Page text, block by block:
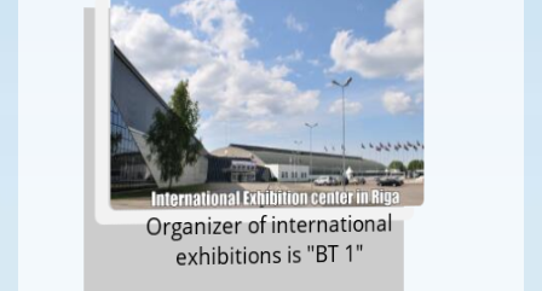
Organizer of international
exhibitions is "BT 1"